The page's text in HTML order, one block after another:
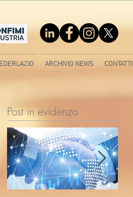
ARCHIVIO NEWS CONTATTI
Post in evidenza